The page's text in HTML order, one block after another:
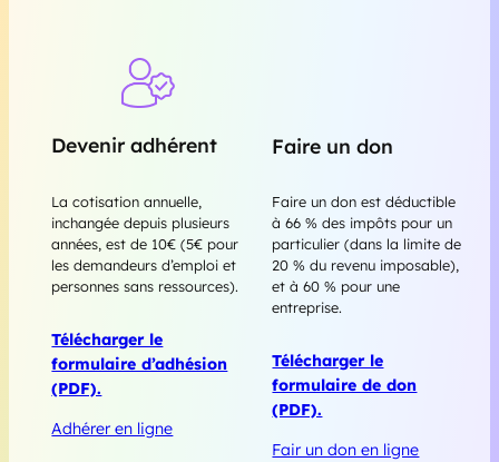
Devenir adhérent
La cotisation annuelle,
inchangée depuis plusieurs
années, est de 10€ (5€ pour
les demandeurs d’emploi et
personnes sans ressources).
Télécharger le
formulaire d’adhésion
(PDF).
Adhérer en ligne
Faire un don
Faire un don est déductible
à 66 % des impôts pour un
particulier (dans la limite de
20 % du revenu imposable),
et à 60 % pour une
entreprise.
Télécharger le
formulaire de don
(PDF).
Fair un don en ligne